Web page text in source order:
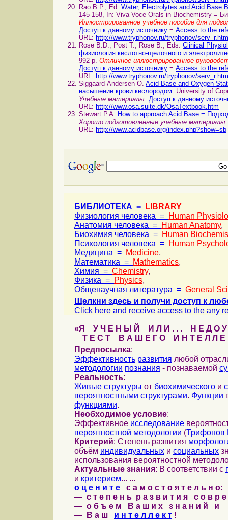
Rao B.P., Ed. Water, Electrolytes and Acid Base
145-158, In: Viva Voce Orals in Biochemistry =
Иллюстрированное учебное пособие для
Доступ к данному источнику = Access to the
URL: http://www.tryphonov.ru/tryphonov/
Rose B.D., Post T., Rose B., Eds. Clinical
физиология кислотно-щелочного и
992 p. Отличное иллюстрированное
Доступ к данному источнику = Access to the
URL: http://www.tryphonov.ru/tryphonov/
Siggaard-Andersen O. Acid-Base and Oxygen
насышение крови кислородом . University of
Учебные материалы Доступ к данному
URL: http://www.osa.suite.dk/OsaTextbook.htm
Stewart P.A. How to approach Acid Base =
Хорошо подготовленные учебные материалы
URL: http://www.acidbase.org/index.php?show=sb
БИБЛИОТЕКА =
LIBRARY
Физиология человека = Human
Анатомия человека = Human Anatomy,
Биохимия человека = Human
Психология человека = Human
Медицина = Medicine,
Математика = Mathematics,
Химия = Chemistry,
Физика = Physics,
Общенаучная литература = General
Щелкни здесь и получи доступ к
Click here and receive access to the any
«Я У Ч Е Н Ы Й И Л И . . . Н Е Д О У
Т Е С Т В А Ш Е Г О И Н Т Е Л Л Е
Предпосылка:
Эффективность развития любой
методологии познания - познаваемой
Реальность:
Живые структуры от биохимического и
вероятностными структурами. Функции
функциями.
Необходимое условие:
Эффективное исследование
вероятностной методологии (Трифонов
Критерий: Степень развития
объём индивидуальных и социальных
использования вероятностной
Актуальные знания: В соответствии с
и критерием... ...
о ц е н и т е с а м о с т о я т е л ь н о:
— с т е п е н ь р а з в и т и я с о в р
— о б ъ е м В а ш и х з н а н и й и
— В а ш и н т е л л е к т !